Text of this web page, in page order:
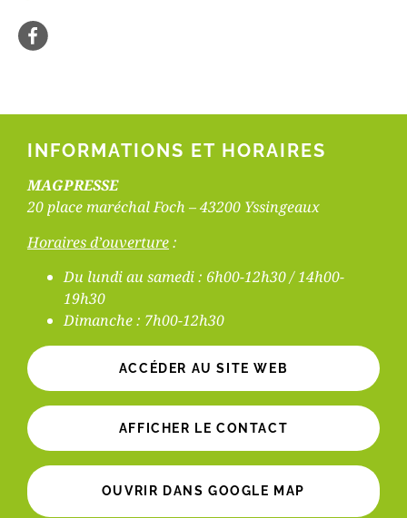
INFORMATIONS ET HORAIRES
MAGPRESSE
20 place maréchal Foch – 43200 Yssingeaux
Horaires d’ouverture:
Du lundi au samedi : 6h00-12h30 / 14h00-
19h30
Dimanche : 7h00-12h30
ACCÉDER AU SITE WEB
AFFICHER LE CONTACT
OUVRIR DANS GOOGLE MAP